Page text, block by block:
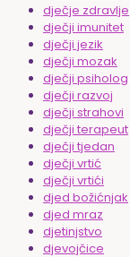
dječje zdravlje
dječji imunitet
dječji jezik
dječji mozak
dječji psiholog
dječji razvoj
dječji strahovi
dječji terapeut
dječji tjedan
dječji vrtić
dječji vrtići
djed božićnjak
djed mraz
djetinjstvo
djevojčice